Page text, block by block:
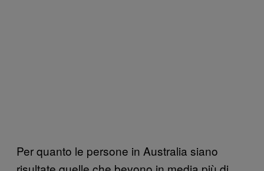
Per quanto le persone in Australia siano